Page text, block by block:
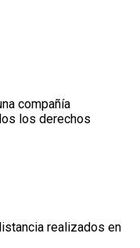
compañía
los derechos
realizados en